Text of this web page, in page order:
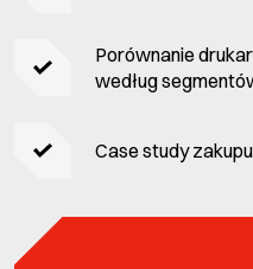
Porównanie
według
Case study